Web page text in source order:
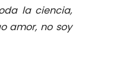
la ciencia,
amor, no soy